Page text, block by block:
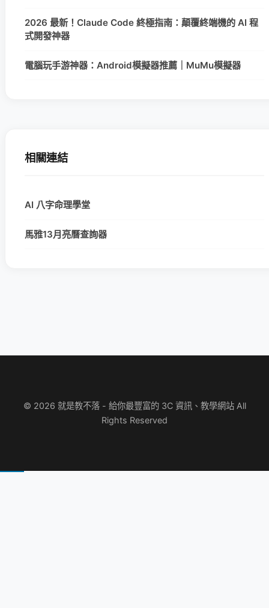
2026 最新！Claude Code 終極指南：顛覆終端機的 AI 程
式開發神器
電腦玩手游神器：Android模擬器推薦｜MuMu模擬器
相關連結
AI 八字命理學堂
馬雅13月亮曆查詢器
© 2026 就是教不落 - 給你最豐富的 3C 資訊、教學網站 All
Rights Reserved